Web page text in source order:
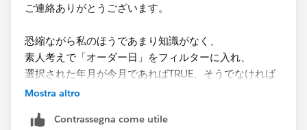
元々質問では単一の年月で処理したいとのことでしたの
でDZVが有効と考えましたが、あなたはどのようなこと
引き続き何か別のアプローチなどフォローできるものが
ご連絡ありがとうございます。
恐縮ながら私のほうであまり知識がなく、
素人考えで「オーダー日」をフィルターに入れ、
選択された年月が今月であればTRUE、そうでなければ
FALSE、という判断でブール値になると思ったのです
（オーダー日が日ごとでデータを持っているから？）
Mostra altro
Contrassegna come utile